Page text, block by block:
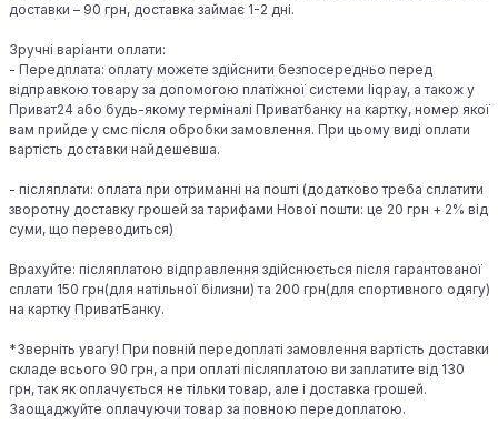
доставки – 90 грн, доставка займає 1-2 дні.
Зручні варіанти оплати:
- Передплата: оплату можете здійснити безпосередньо перед
відправкою товару за допомогою платіжної системи liqpay, а також у
Приват24 або будь-якому терміналі Приватбанку на картку, номер якої
вам прийде у смс після обробки замовлення. При цьому виді оплати
вартість доставки найдешевша.
- післяплати: оплата при отриманні на пошті (додатково треба сплатити
зворотну доставку грошей за тарифами Нової пошти: це 20 грн + 2% від
суми, що переводиться)
Врахуйте: післяплатою відправлення здійснюється після гарантованої
сплати 150 грн(для натільної білизни) та 200 грн(для спортивного одягу)
на картку ПриватБанку.
*Зверніть увагу! При повній передоплаті замовлення вартість доставки
складе всього 90 грн, а при оплаті післяплатою ви заплатите від 130
грн, так як оплачується не тільки товар, але і доставка грошей.
Заощаджуйте оплачуючи товар за повною передоплатою.